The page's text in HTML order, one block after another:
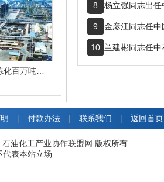
8
9
10
| 付款办法 | 联系我们 | 返回首页
油化工产业协作联盟网 版权所有
表本站立场